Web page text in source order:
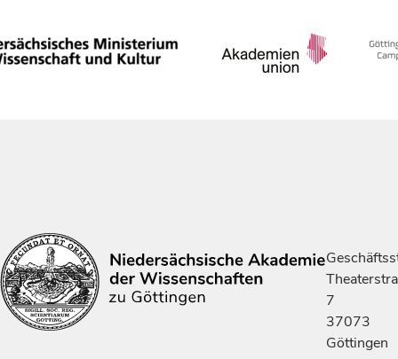
7
37073
Göttingen